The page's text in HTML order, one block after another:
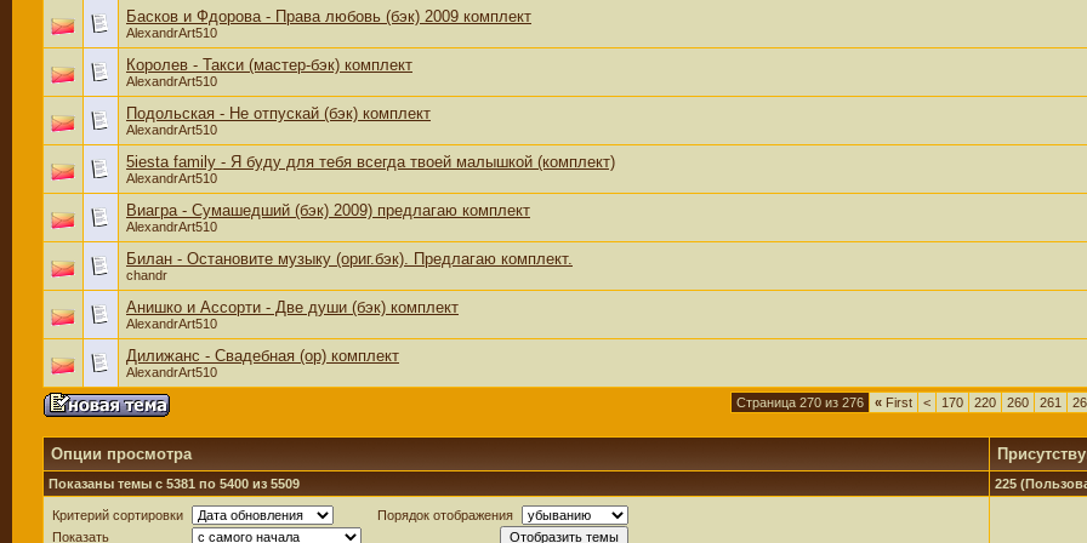
Басков и Фдорова - Права любовь (бэк) 2009 комплект
AlexandrArt510
Королев - Такси (мастер-бэк) комплект
AlexandrArt510
Подольская - Не отпускай (бэк) комплект
AlexandrArt510
5iesta family - Я буду для тебя всегда твоей малышкой (комплект)
AlexandrArt510
Виагра - Сумашедший (бэк) 2009) предлагаю комплект
AlexandrArt510
Билан - Остановите музыку (ориг.бэк). Предлагаю комплект.
chandr
Анишко и Ассорти - Две души (бэк) комплект
AlexandrArt510
Дилижанс - Свадебная (ор) комплект
AlexandrArt510
Страница 270 из 276 « First < 170 220 260 261
Опции просмотра
Показаны темы с 5381 по 5400 из 5509 225
Критерий сортировки
Порядок отображения
Показать